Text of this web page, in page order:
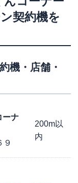
契約機を
機・店舗・
ーナ
９
200m以
内